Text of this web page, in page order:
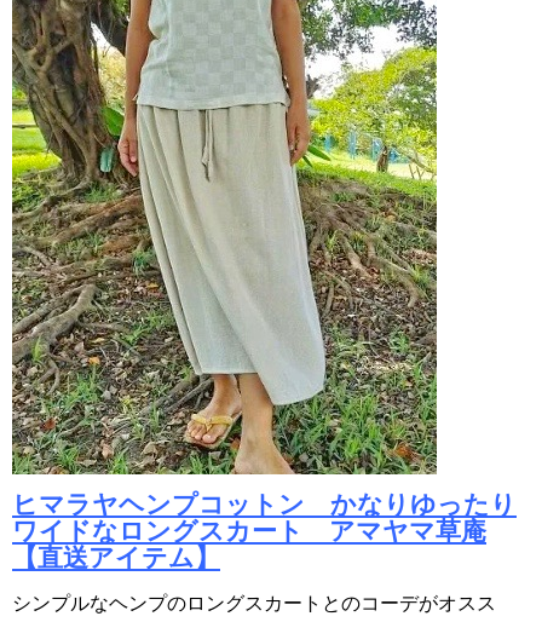
ヒマラヤヘンプコットン かなりゆったり
ワイドなロングスカート アマヤマ草庵
【直送アイテム】
シンプルなヘンプのロングスカートとのコーデがオスス